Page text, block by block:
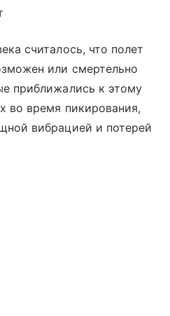
считалось, что полет
или смертельно
приближались к этому
во время пикирования,
вибрацией и потерей